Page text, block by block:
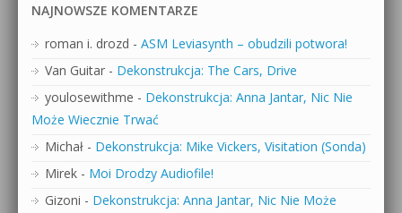
NAJNOWSZE KOMENTARZE
roman i. drozd - ASM Leviasynth – obudzili potwora!
Van Guitar - Dekonstrukcja: The Cars, Drive
youlosewithme - Dekonstrukcja: Anna Jantar, Nic Nie
Może Wiecznie Trwać
Michał - Dekonstrukcja: Mike Vickers, Visitation (Sonda)
Mirek - Moi Drodzy Audiofile!
Gizoni - Dekonstrukcja: Anna Jantar, Nic Nie Może